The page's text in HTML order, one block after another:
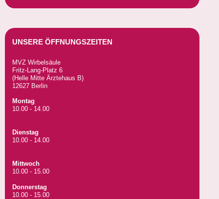
UNSERE ÖFFNUNGSZEITEN
MVZ Wirbelsäule
Fritz-Lang-Platz 6
(Helle Mitte Ärztehaus B)
12627 Berlin
Montag
10.00 - 14.00
Dienstag
10.00 - 14.00
Mittwoch
10.00 - 15.00
Donnerstag
10.00 - 15.00